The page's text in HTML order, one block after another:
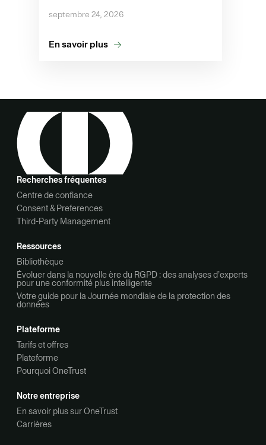
septembre 24, 2026
En savoir plus
Recherches fréquentes
Centre de confiance
Consent & Preferences
Third-Party Management
Ressources
Bibliothèque
Évoluer dans la nouvelle ère du RGPD : des analyses d’experts
pour une conformité plus intelligente
Votre guide pour la Journée mondiale de la protection des
données
Plateforme
Tarifs et offres
Plateforme
Pourquoi OneTrust
Notre entreprise
En savoir plus sur OneTrust
Carrières